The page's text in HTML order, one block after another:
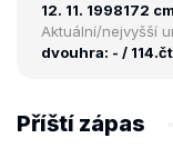
12. 11. 1998172 cm
Aktuální/nejvyšší
dvouhra: - / 114.
Příští zápas